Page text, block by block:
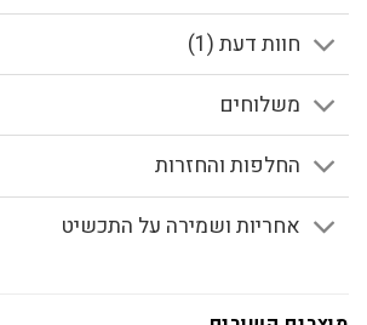
חוות דעת (1)
משלוחים
החלפות והחזרות
אחריות ושמירה על התכשיט